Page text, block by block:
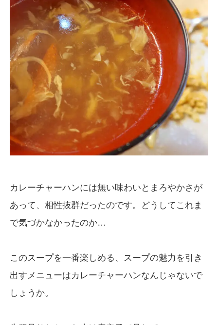
カレーチャーハンには無い味わいとまろやかさが
あって、相性抜群だったのです。どうしてこれま
で気づかなかったのか…
このスープを一番楽しめる、スープの魅力を引き
出すメニューはカレーチャーハンなんじゃないで
しょうか。